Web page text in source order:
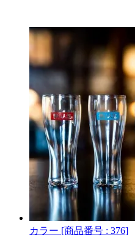
カラー [商品番号 : 376]